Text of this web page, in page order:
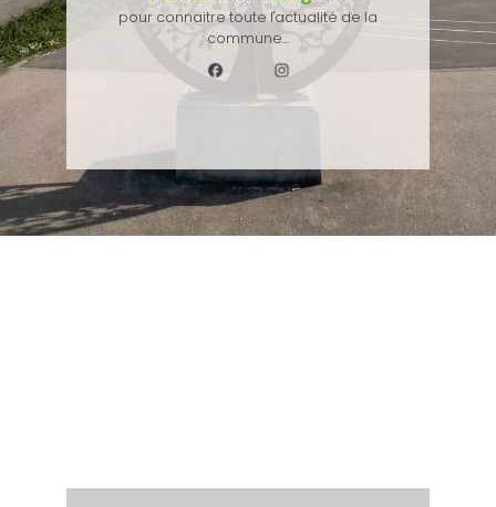
pour connaitre toute l'actualité de la
commune...